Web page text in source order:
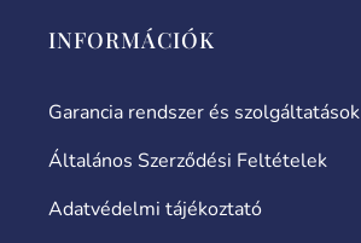
INFORMÁCIÓK
Garancia rendszer és szolgáltatások
Általános Szerződési Feltételek
Adatvédelmi tájékoztató